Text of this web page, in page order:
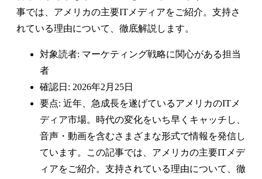
事では、アメリカの主要ITメディアをご紹介。支持さ
れている理由について、徹底解説します。
対象読者: マーケティング戦略に関心がある担当
者
確認日: 2026年2月25日
要点: 近年、急成長を遂げているアメリカのITメ
ディア市場。時代の変化をいち早くキャッチし、
音声・動画を含むさまざまな形式で情報を発信し
ています。この記事では、アメリカの主要ITメデ
ィアをご紹介。支持されている理由について、徹